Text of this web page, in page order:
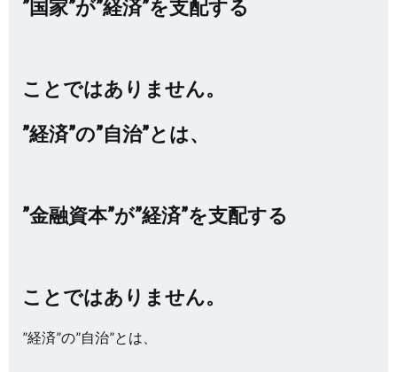
”国家”が”経済”を支配する
ことではありません。
”経済”の”自治”とは、
”金融資本”が”経済”を支配する
ことではありません。
”経済”の”自治”とは、